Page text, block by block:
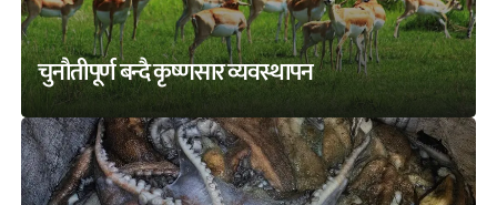
चुनौतीपूर्ण बन्दै कृष्णसार व्यवस्थापन